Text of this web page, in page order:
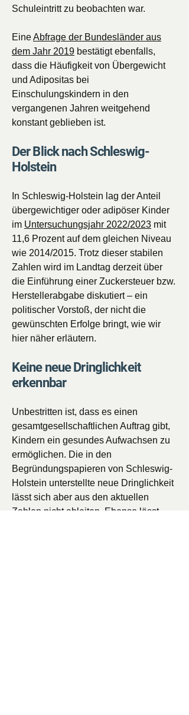
Schuleintritt zu beobachten war.
EineAbfrage der Bundesländer aus
dem Jahr 2019 bestätigt ebenfalls,
dass die Häufigkeit von Übergewicht
und Adipositas bei
Einschulungskindern in den
vergangenen Jahren weitgehend
konstant geblieben ist.
Der Blick nach Schleswig-
Holstein
In Schleswig-Holstein lag der Anteil
übergewichtiger oder adipöser Kinder
im Untersuchungsjahr 2022/2023 mit
11,6 Prozent auf dem gleichen Niveau
wie 2014/2015. Trotz dieser stabilen
Zahlen wird im Landtag derzeit über
die Einführung einer Zuckersteuer bzw.
Herstellerabgabe diskutiert – ein
politischer Vorstoß, der nicht die
gewünschten Erfolge bringt, wie wir
hier näher erläutern.
Keine neue Dringlichkeit
erkennbar
Unbestritten ist, dass es einen
gesamtgesellschaftlichen Auftrag gibt,
Kindern ein gesundes Aufwachsen zu
ermöglichen. Die in den
Begründungspapieren von Schleswig-
Holstein unterstellte neue Dringlichkeit
lässt sich aber aus den aktuellen
Zahlen nicht ableiten. Ebenso lässt